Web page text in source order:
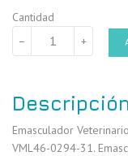
Cantidad
−
+
Emasculador
VML46-0294-31.